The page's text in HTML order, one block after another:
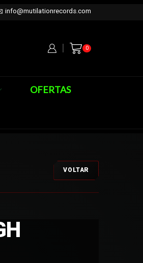
info@mutilationrecords.com
0
OFERTAS
VOLTAR